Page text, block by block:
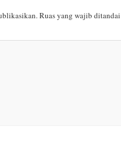
Ruas yang wajib ditandai